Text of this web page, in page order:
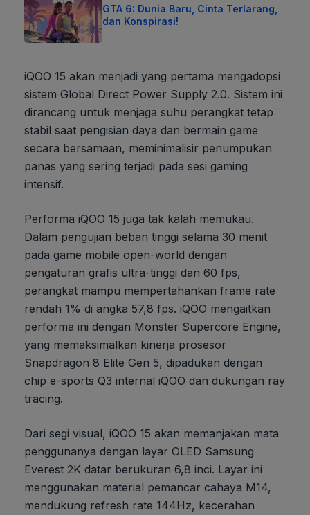
GTA 6: Dunia Baru, Cinta Terlarang,
dan Konspirasi!
iQOO 15 akan menjadi yang pertama mengadopsi
sistem Global Direct Power Supply 2.0. Sistem ini
dirancang untuk menjaga suhu perangkat tetap
stabil saat pengisian daya dan bermain game
secara bersamaan, meminimalisir penumpukan
panas yang sering terjadi pada sesi gaming
intensif.
Performa iQOO 15 juga tak kalah memukau.
Dalam pengujian beban tinggi selama 30 menit
pada game mobile open-world dengan
pengaturan grafis ultra-tinggi dan 60 fps,
perangkat mampu mempertahankan frame rate
rendah 1% di angka 57,8 fps. iQOO mengaitkan
performa ini dengan Monster Supercore Engine,
yang memaksimalkan kinerja prosesor
Snapdragon 8 Elite Gen 5, dipadukan dengan
chip e-sports Q3 internal iQOO dan dukungan ray
tracing.
Dari segi visual, iQOO 15 akan memanjakan mata
penggunanya dengan layar OLED Samsung
Everest 2K datar berukuran 6,8 inci. Layar ini
menggunakan material pemancar cahaya M14,
mendukung refresh rate 144Hz, kecerahan